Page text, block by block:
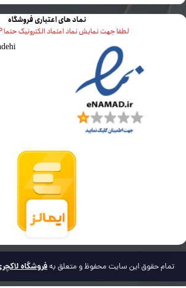
تمام حقوق این سایت محفوظ و متعلق بهفروشگاه
نماد های اعتباری فروشگاه
لطفا جهت نمایش نماد اعتماد الکترونیک حتما IP ایران باشید